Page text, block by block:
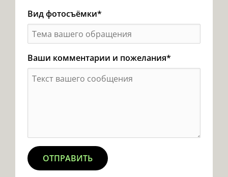
Вид фотосъёмки*
Ваши комментарии и пожелания*